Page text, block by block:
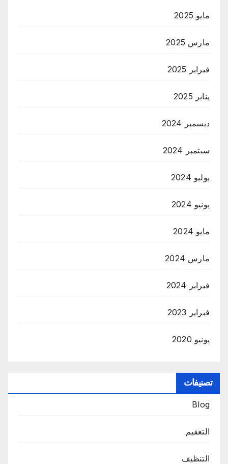
مايو 2025
مارس 2025
فبراير 2025
يناير 2025
ديسمبر 2024
سبتمبر 2024
يوليو 2024
يونيو 2024
مايو 2024
مارس 2024
فبراير 2024
فبراير 2023
يونيو 2020
تصنيفات
Blog
التعقيم
التنظيف